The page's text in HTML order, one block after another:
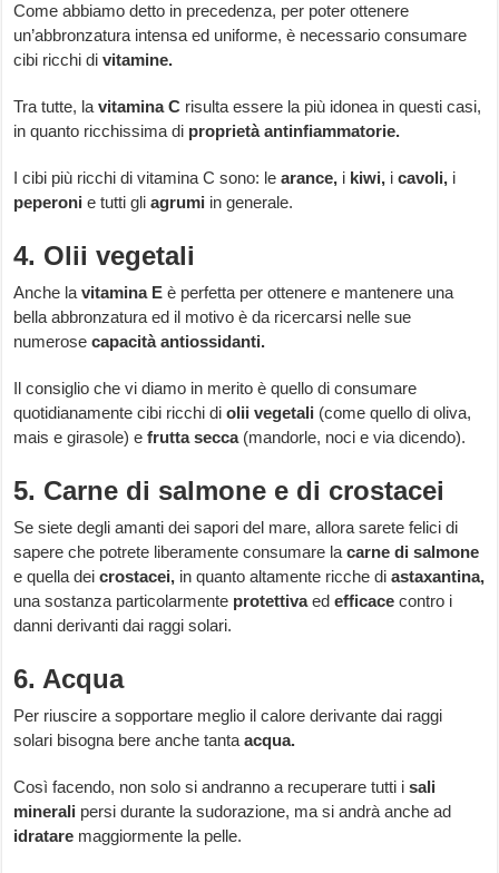
Come abbiamo detto in precedenza, per poter ottenere
un’abbronzatura intensa ed uniforme, è necessario consumare
cibi ricchi divitamine.
Tra tutte, lavitamina C risulta essere la più idonea in questi casi,
in quanto ricchissima di proprietà antinfiammatorie.
I cibi più ricchi di vitamina C sono: le arance, i kiwi, icavoli, i
peperoni e tutti gli agrumi in generale.
4. Olii vegetali
Anche la vitamina E è perfetta per ottenere e mantenere una
bella abbronzatura ed il motivo è da ricercarsi nelle sue
numerosecapacità antiossidanti.
Il consiglio che vi diamo in merito è quello di consumare
quotidianamente cibi ricchi diolii vegetali (come quello di oliva,
mais e girasole) efrutta secca(mandorle, noci e via dicendo).
5. Carne di salmone e di crostacei
Se siete degli amanti dei sapori del mare, allora sarete felici di
sapere che potrete liberamente consumare lacarne di salmone
e quella dei crostacei, in quanto altamente ricche diastaxantina,
una sostanza particolarmente protettivaedefficace contro i
danni derivanti dai raggi solari.
6. Acqua
Per riuscire a sopportare meglio il calore derivante dai raggi
solari bisogna bere anche tantaacqua.
Così facendo, non solo si andranno a recuperare tutti i sali
minerali persi durante la sudorazione, ma si andrà anche ad
idratare maggiormente la pelle.